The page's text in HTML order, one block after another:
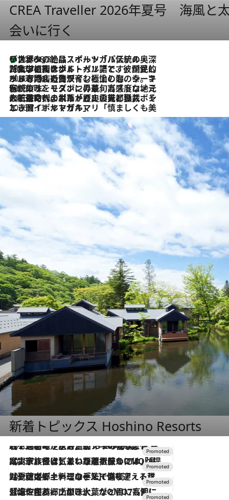
CREA Traveller 2026年夏号 海風と
会いに行く
2026.8.8
リスボンの絶品スイーツ「パステル・デ・ナタ」とは？ポルトガル伝統の奥深い世界へ
2026.7.27
「私の祖国はポルトガル語です」国民的詩人フェルナンド・ペソアと、彼が愛した文学の街を歩く
2026.7.26
ポルトガル近海が育む極上の海の幸。キリリと冷えた白ワインと愉しむ、シーフード専門店の贅沢
2026.7.22
伝統の味をモダンに昇華。高感度な地元客が集う、リスボンの最旬ガストロノミー
2026.7.21
大航海時代の栄華から、震災、独裁、そして革命へ。ポルトガル・首都リスボンの石畳に刻まれた「歴史の光と影」
2026.7.13
エッセイ・ヤマザキマリ「慎ましくも美しき国 ポルトガル」
新着トピックス Hoshino Resorts
2026.8.7
【トンボの足水浴】ヒノキの香りに包まれて涼感マックス！約13℃の湧水かけ流しを避暑地「星野温泉 トンボの湯」で体験
2026.7.31
【ホテル帰省】という選択肢をOMOが提案。家族とほどよい距離を保つには「昼は実家、夜は気兼ねなくホテルで！」
2026.7.24
【夏限定ディナーコース】旬を迎える稚鮎や花ズッキーニなどをイタリア・トスカーナの郷土料理の手法で満喫！
2026.7.17
「土佐和ハーブかき氷」がOMO7高知に登場！生姜、山椒、大葉など目にも舌にも涼を呼ぶ郷土の味